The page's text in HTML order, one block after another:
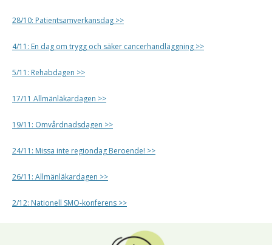
28/10: Patientsamverkansdag >>
4/11: En dag om trygg och säker cancerhandläggning >>
5/11: Rehabdagen >>
17/11 Allmänläkardagen >>
19/11: Omvårdnadsdagen >>
24/11: Missa inte regiondag Beroende! >>
26/11: Allmänläkardagen >>
2/12: Nationell SMO-konferens >>